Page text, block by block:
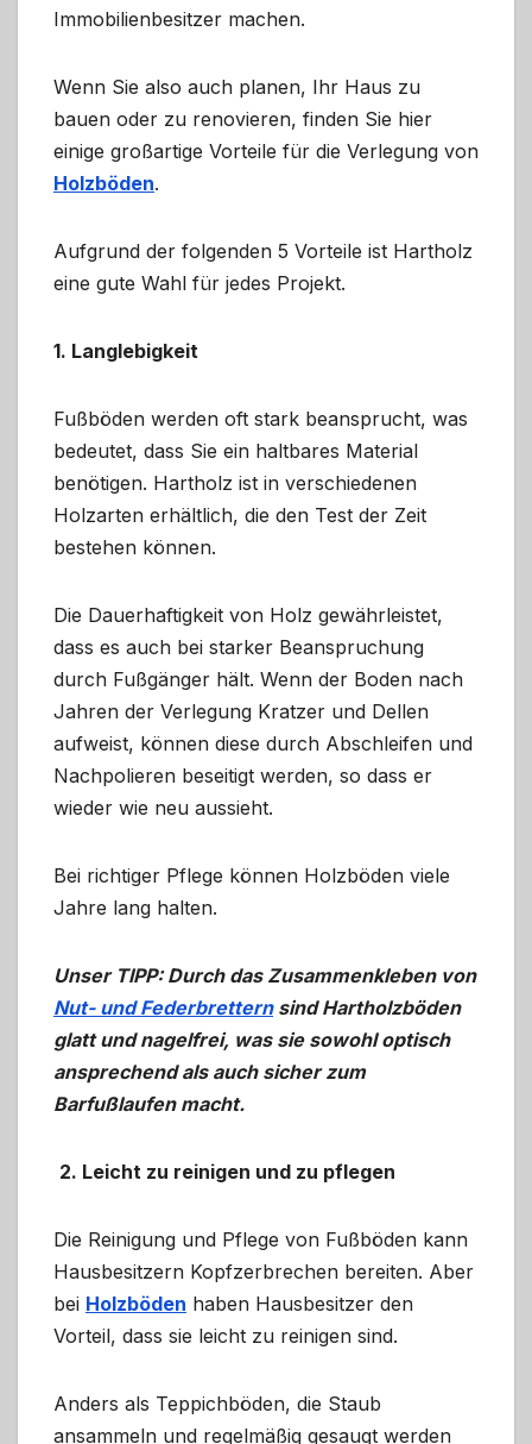
Immobilienbesitzer machen.
Wenn Sie also auch planen, Ihr Haus zu
bauen oder zu renovieren, finden Sie hier
einige großartige Vorteile für die Verlegung von
Holzböden.
Aufgrund der folgenden 5 Vorteile ist Hartholz
eine gute Wahl für jedes Projekt.
1. Langlebigkeit
Fußböden werden oft stark beansprucht, was
bedeutet, dass Sie ein haltbares Material
benötigen. Hartholz ist in verschiedenen
Holzarten erhältlich, die den Test der Zeit
bestehen können.
Die Dauerhaftigkeit von Holz gewährleistet,
dass es auch bei starker Beanspruchung
durch Fußgänger hält. Wenn der Boden nach
Jahren der Verlegung Kratzer und Dellen
aufweist, können diese durch Abschleifen und
Nachpolieren beseitigt werden, so dass er
wieder wie neu aussieht.
Bei richtiger Pflege können Holzböden viele
Jahre lang halten.
Unser TIPP: Durch das Zusammenkleben von
Nut- und Federbretternsind Hartholzböden
glatt und nagelfrei, was sie sowohl optisch
ansprechend als auch sicher zum
Barfußlaufen macht.
2. Leicht zu reinigen und zu pflegen
Die Reinigung und Pflege von Fußböden kann
Hausbesitzern Kopfzerbrechen bereiten. Aber
bei Holzböden haben Hausbesitzer den
Vorteil, dass sie leicht zu reinigen sind.
Anders als Teppichböden, die Staub
ansammeln und regelmäßig gesaugt werden